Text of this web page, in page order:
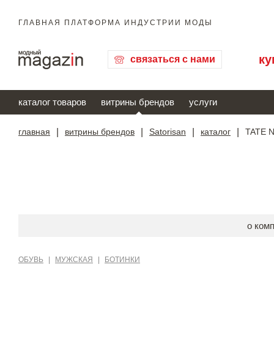
ГЛАВНАЯ ПЛАТФОРМА ИНДУСТРИИ МОДЫ
связаться с нами
каталог товаров витрины брендов услуги
главная витрины брендов Satorisan каталог TATE
о
ОБУВЬ МУЖСКАЯ БОТИНКИ